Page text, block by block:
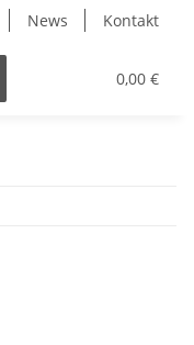
News Kontakt
0,00 €
Hersteller